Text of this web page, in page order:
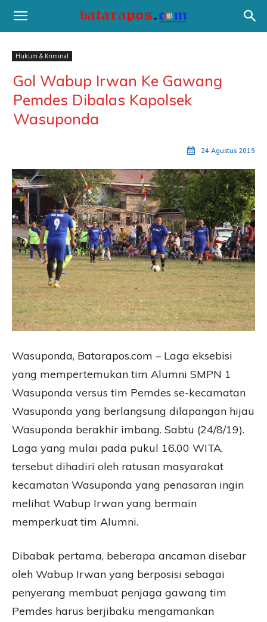
Hukum & Kriminal
Gol Wabup Irwan Ke Gawang
Pemdes Dibalas Kapolsek
Wasuponda
24 Agustus 2019
Wasuponda, Batarapos.com – Laga eksebisi
yang mempertemukan tim Alumni SMPN 1
Wasuponda versus tim Pemdes se-kecamatan
Wasuponda yang berlangsung dilapangan hijau
Wasuponda berakhir imbang. Sabtu (24/8/19).
Laga yang mulai pada pukul 16.00 WITA,
tersebut dihadiri oleh ratusan masyarakat
kecamatan Wasuponda yang penasaran ingin
melihat Wabup Irwan yang bermain
memperkuat tim Alumni.
Dibabak pertama, beberapa ancaman disebar
oleh Wabup Irwan yang berposisi sebagai
penyerang membuat penjaga gawang tim
Pemdes harus berjibaku mengamankan